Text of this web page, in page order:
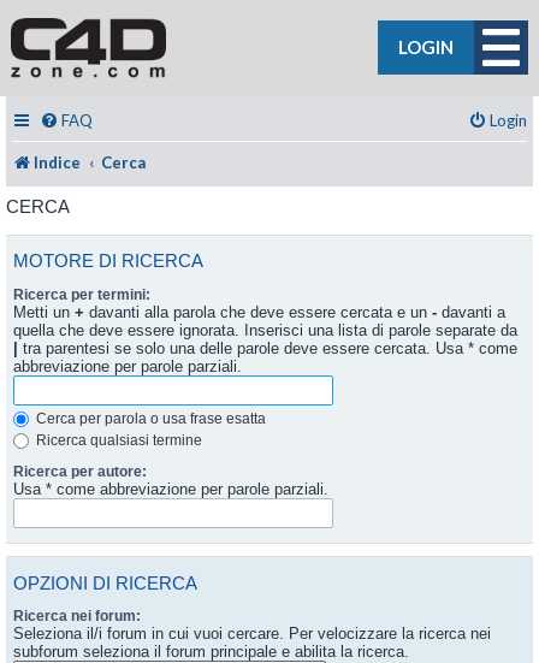
LOGIN
FAQ Login
Indice Cerca
CERCA
MOTORE DI RICERCA
Ricerca per termini:
Metti un + davanti alla parola che deve essere cercata e un - davanti a
quella che deve essere ignorata. Inserisci una lista di parole separate da
| tra parentesi se solo una delle parole deve essere cercata. Usa * come
abbreviazione per parole parziali.
Cerca per parola o usa frase esatta
Ricerca qualsiasi termine
Ricerca per autore:
Usa * come abbreviazione per parole parziali.
OPZIONI DI RICERCA
Ricerca nei forum:
Seleziona il/i forum in cui vuoi cercare. Per velocizzare la ricerca nei
subforum seleziona il forum principale e abilita la ricerca.